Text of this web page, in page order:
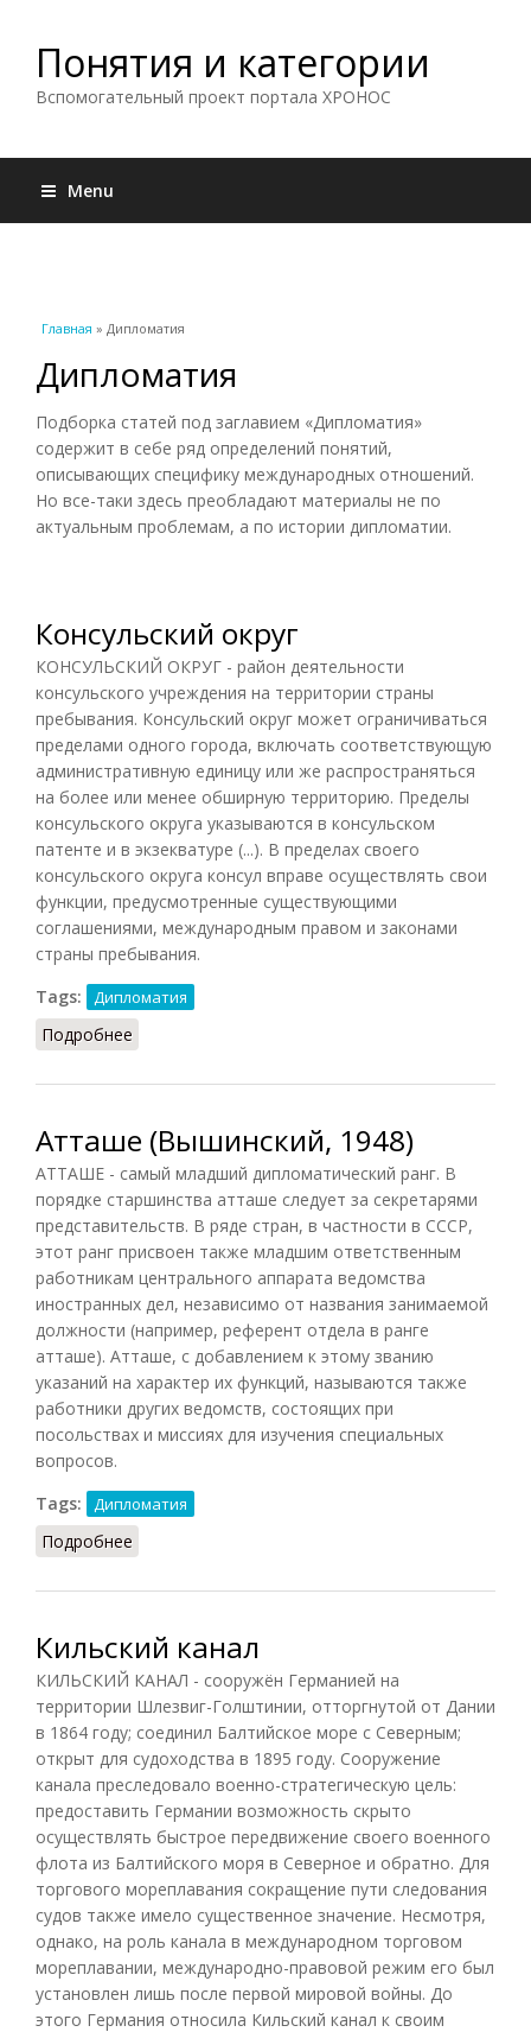
Понятия и категории
Вспомогательный проект портала ХРОНОС
Menu
Вы здесь
Главная » Дипломатия
Дипломатия
Подборка статей под заглавием «Дипломатия»
содержит в себе ряд определений понятий,
описывающих специфику международных отношений.
Но все-таки здесь преобладают материалы не по
актуальным проблемам, а по истории дипломатии.
Консульский округ
КОНСУЛЬСКИЙ ОКРУГ - район деятельности
консульского учреждения на территории страны
пребывания. Консульский округ может ограничиваться
пределами одного города, включать соответствующую
административную единицу или же распространяться
на более или менее обширную территорию. Пределы
консульского округа указываются в консульском
патенте и в экзекватуре (...). В пределах своего
консульского округа консул вправе осуществлять свои
функции, предусмотренные существующими
соглашениями, международным правом и законами
страны пребывания.
Tags:
Дипломатия
Подробнее
Атташе (Вышинский, 1948)
АТТАШЕ - самый младший дипломатический ранг. В
порядке старшинства атташе следует за секретарями
представительств. В ряде стран, в частности в СССР,
этот ранг присвоен также младшим ответственным
работникам центрального аппарата ведомства
иностранных дел, независимо от названия занимаемой
должности (например, референт отдела в ранге
атташе). Атташе, с добавлением к этому званию
указаний на характер их функций, называются также
работники других ведомств, состоящих при
посольствах и миссиях для изучения специальных
вопросов.
Tags:
Дипломатия
Подробнее
Кильский канал
КИЛЬСКИЙ КАНАЛ - сооружён Германией на
территории Шлезвиг-Голштинии, отторгнутой от Дании
в 1864 году; соединил Балтийское море с Северным;
открыт для судоходства в 1895 году. Сооружение
канала преследовало военно-стратегическую цель:
предоставить Германии возможность скрыто
осуществлять быстрое передвижение своего военного
флота из Балтийского моря в Северное и обратно. Для
торгового мореплавания сокращение пути следования
судов также имело существенное значение. Несмотря,
однако, на роль канала в международном торговом
мореплавании, международно-правовой режим его был
установлен лишь после первой мировой войны. До
этого Германия относила Кильский канал к своим